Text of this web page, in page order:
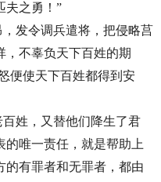
夫之勇！”
发令调兵遣将，把侵略莒
，不辜负天下百姓的期
便使天下百姓都得到安
姓，又替他们降生了君
的唯一责任，就是帮助上
的有罪者和无罪者，都由